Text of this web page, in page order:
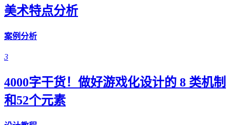
美术特点分析
案例分析
3
4000字干货！做好游戏化设计的 8 类机制
和52个元素